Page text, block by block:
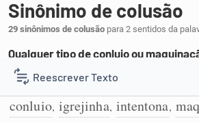
Reescrever Texto
Resumir Texto
Sinônimo de colusão
29 sinônimos de colusão para 2 sentidos da
Qualquer tipo de conluio ou
1 conspiração,maçada
conluio, igrejinha, intentona,